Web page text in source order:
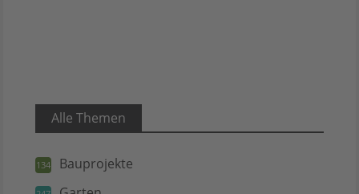
Alle Themen
134 Bauprojekte